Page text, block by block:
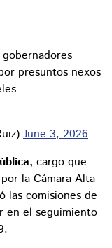
presuntos nexos
June 3, 2026
cargo que
la Cámara Alta
las comisiones de
en el seguimiento